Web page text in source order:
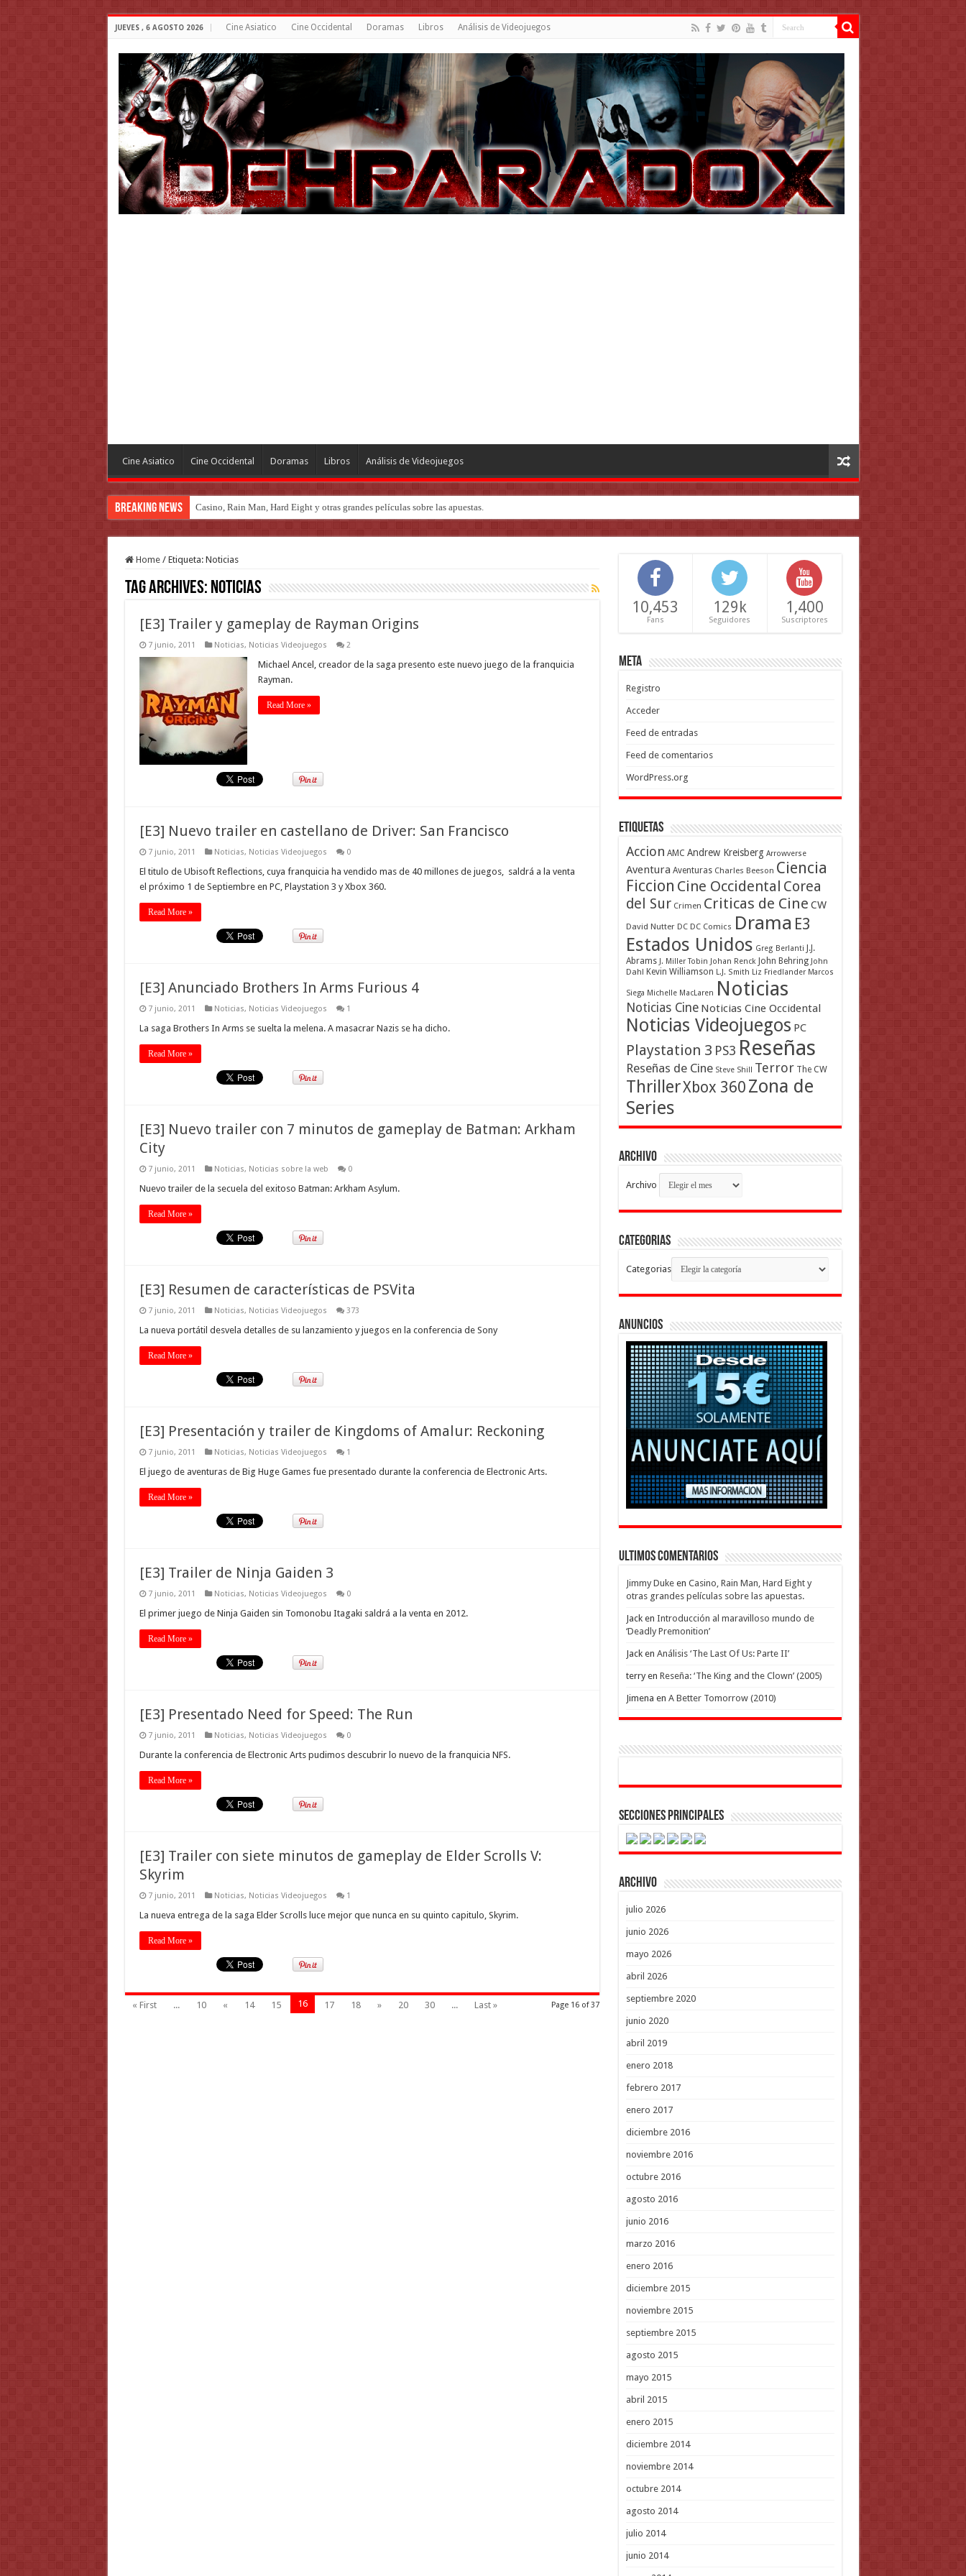
JUEVES , 6 AGOSTO 2026 Cine Asiatico Cine Occidental Doramas Libros Análisis de Videojuegos
Cine Asiatico Cine Occidental Doramas Libros Análisis de Videojuegos
Breaking News Casino, Rain Man, Hard Eight y otras grandes películas sobre las apuestas.
Home / Etiqueta: Noticias
Tag Archives: Noticias
[E3] Trailer y gameplay de Rayman Origins
7 junio, 2011 Noticias, Noticias Videojuegos 2
Michael Ancel, creador de la saga presento este nuevo juego de la franquicia
Rayman.
Read More »
[E3] Nuevo trailer en castellano de Driver: San Francisco
7 junio, 2011 Noticias, Noticias Videojuegos 0
El titulo de Ubisoft Reflections, cuya franquicia ha vendido mas de 40 millones de juegos, saldrá a la venta
el próximo 1 de Septiembre en PC, Playstation 3 y Xbox 360.
Read More »
[E3] Anunciado Brothers In Arms Furious 4
7 junio, 2011 Noticias, Noticias Videojuegos 1
La saga Brothers In Arms se suelta la melena. A masacrar Nazis se ha dicho.
Read More »
[E3] Nuevo trailer con 7 minutos de gameplay de Batman: Arkham
City
7 junio, 2011 Noticias, Noticias sobre la web 0
Nuevo trailer de la secuela del exitoso Batman: Arkham Asylum.
Read More »
[E3] Resumen de características de PSVita
7 junio, 2011 Noticias, Noticias Videojuegos 373
La nueva portátil desvela detalles de su lanzamiento y juegos en la conferencia de Sony
Read More »
[E3] Presentación y trailer de Kingdoms of Amalur: Reckoning
7 junio, 2011 Noticias, Noticias Videojuegos 1
El juego de aventuras de Big Huge Games fue presentado durante la conferencia de Electronic Arts.
Read More »
[E3] Trailer de Ninja Gaiden 3
7 junio, 2011 Noticias, Noticias Videojuegos 0
El primer juego de Ninja Gaiden sin Tomonobu Itagaki saldrá a la venta en 2012.
Read More »
[E3] Presentado Need for Speed: The Run
7 junio, 2011 Noticias, Noticias Videojuegos 0
Durante la conferencia de Electronic Arts pudimos descubrir lo nuevo de la franquicia NFS.
Read More »
[E3] Trailer con siete minutos de gameplay de Elder Scrolls V:
Skyrim
7 junio, 2011 Noticias, Noticias Videojuegos 1
La nueva entrega de la saga Elder Scrolls luce mejor que nunca en su quinto capitulo, Skyrim.
Read More »
Page 16 of 37
« First ... 10 « 14 15 16 17 18 » 20 30 ... Last »
10,453
Fans
129k
Seguidores
1,400
Suscriptores
Meta
Registro
Acceder
Feed de entradas
Feed de comentarios
WordPress.org
Etiquetas
Accion AMC Andrew Kreisberg Arrowverse
Aventura Aventuras Charles Beeson Ciencia
Ficcion Cine Occidental Corea
del Sur Crimen Criticas de Cine CW
David Nutter DC DC Comics Drama E3
Estados Unidos Greg Berlanti
J.J.
Abrams J. Miller Tobin Johan Renck John Behring John
Dahl Kevin Williamson L.J. Smith Liz Friedlander Marcos
Siega Michelle MacLaren Noticias
Noticias Cine Noticias Cine Occidental
Noticias Videojuegos PC
Playstation 3 PS3 Reseñas
Reseñas de Cine Steve Shill Terror The CW
ThrillerXbox 360 Zona de
Series
Archivo
Archivo
Categorias
Categorias
Anuncios
Ultimos Comentarios
Jimmy Dukeen Casino, Rain Man, Hard Eight y
otras grandes películas sobre las apuestas.
Jacken Introducción al maravilloso mundo de
‘Deadly Premonition’
Jacken Análisis ‘The Last Of Us: Parte II’
terryen Reseña: ‘The King and the Clown’ (2005)
Jimena en A Better Tomorrow (2010)
Secciones Principales
Archivo
julio 2026
junio 2026
mayo 2026
abril 2026
septiembre 2020
junio 2020
abril 2019
enero 2018
febrero 2017
enero 2017
diciembre 2016
noviembre 2016
octubre 2016
agosto 2016
junio 2016
marzo 2016
enero 2016
diciembre 2015
noviembre 2015
septiembre 2015
agosto 2015
mayo 2015
abril 2015
enero 2015
diciembre 2014
noviembre 2014
octubre 2014
agosto 2014
julio 2014
junio 2014